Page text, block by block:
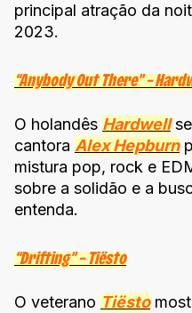
principal atração da
2023.
“Anybody Out There” –
O holandês Hardwell
cantora Alex Hepburn
mistura pop, rock e
sobre a solidão e a
entenda.
“Drifting” – Tiësto
O veterano Tiësto